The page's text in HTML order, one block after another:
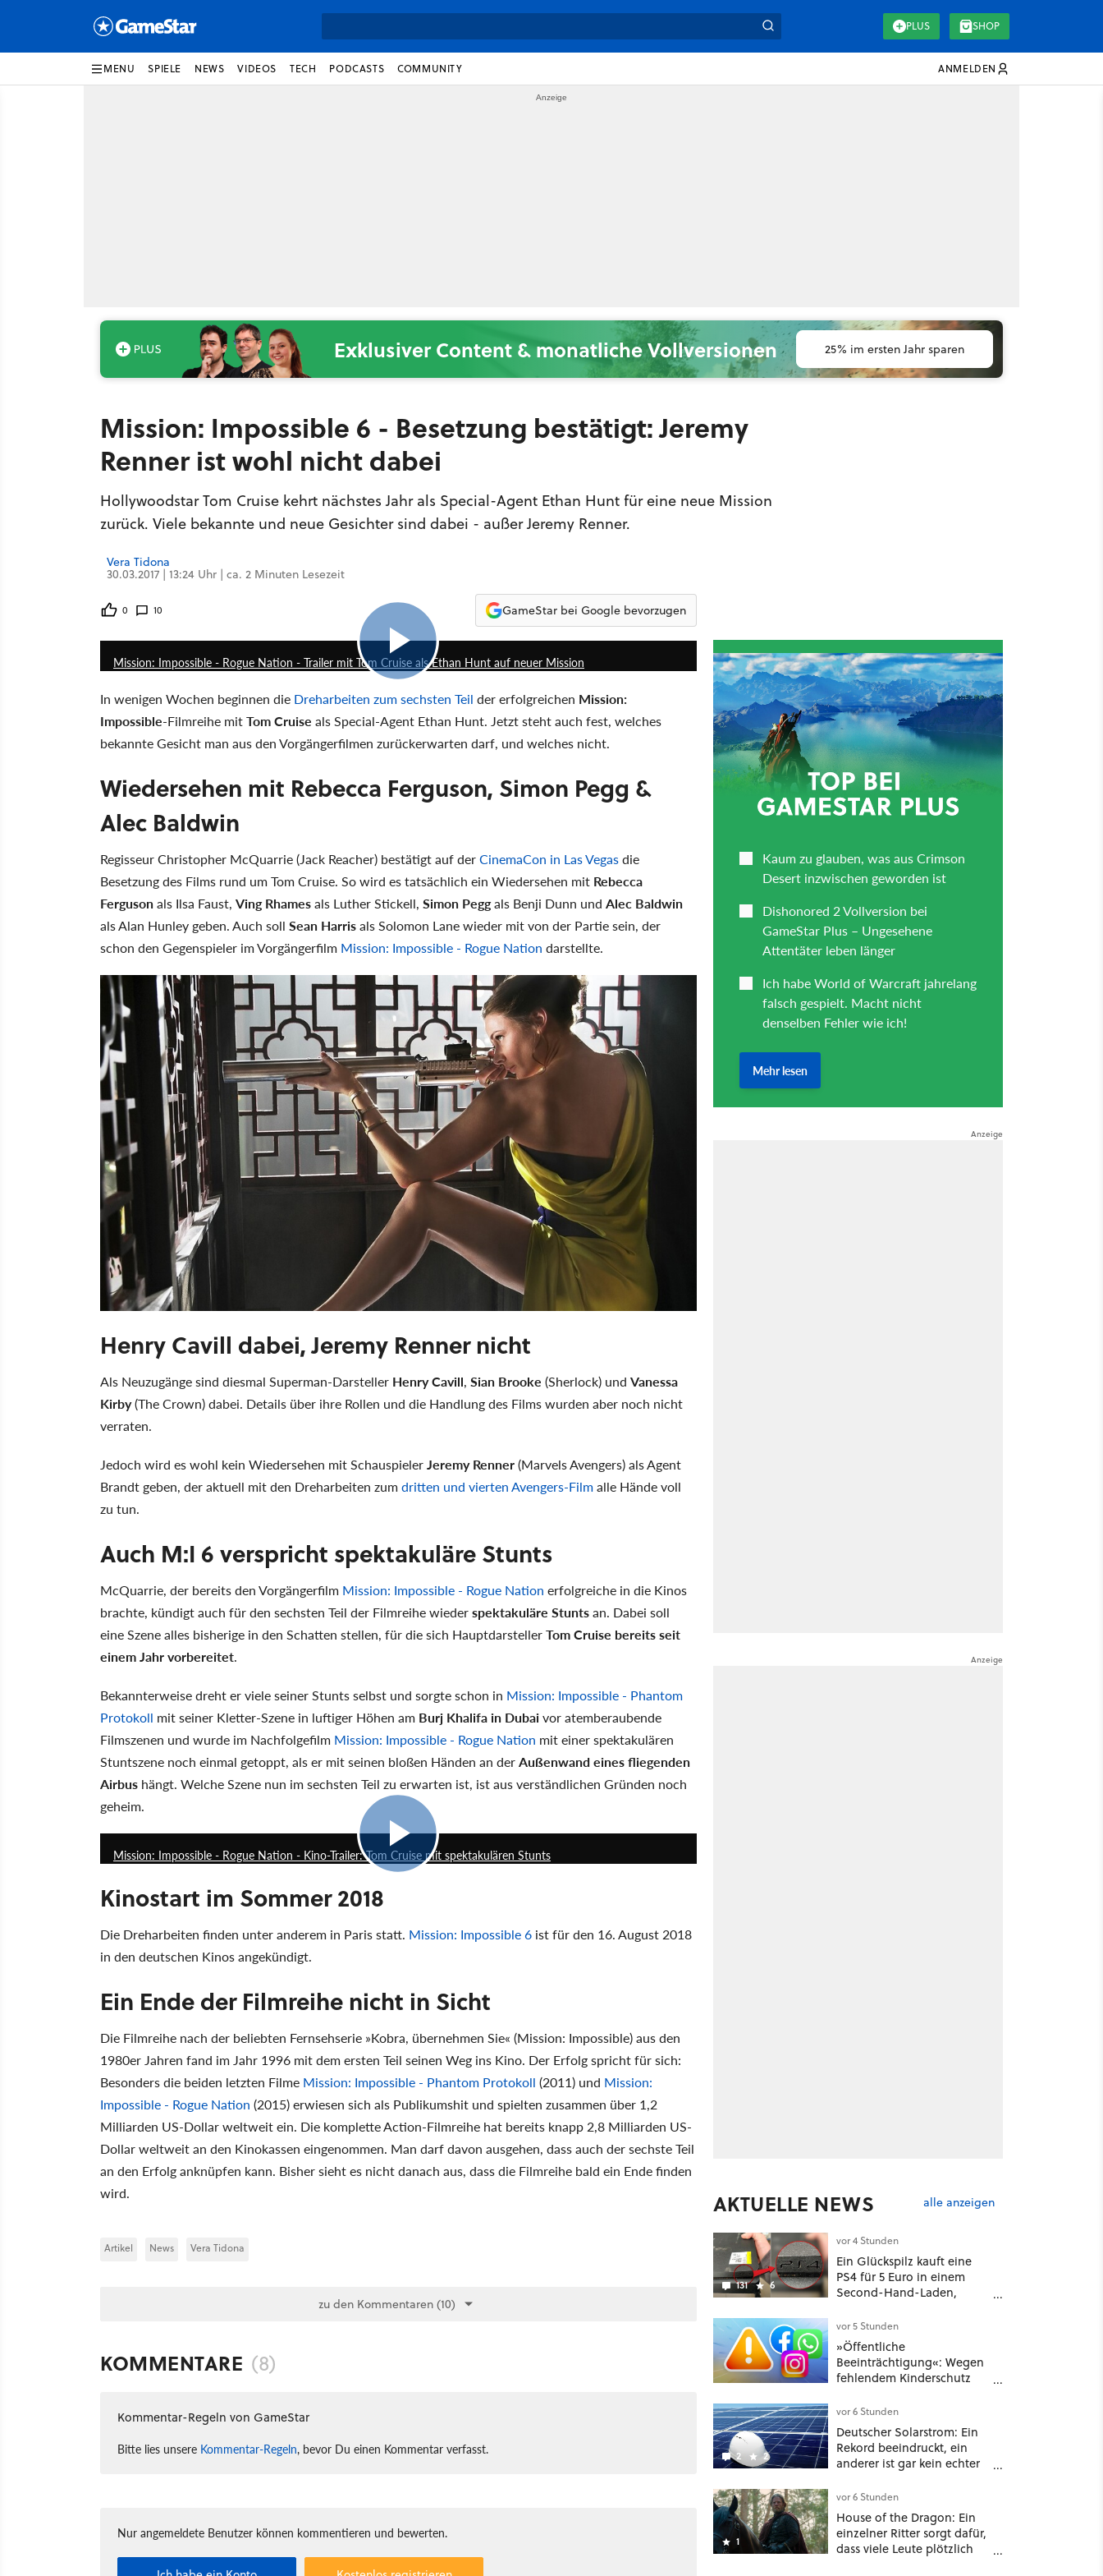
PLUS SHOP
MENU SPIELE NEWS VIDEOS TECH PODCASTS COMMUNITY ANMELDEN
Exklusiver Content & monatliche Vollversionen 25% im ersten Jahr sparen
Mission: Impossible 6 - Besetzung bestätigt: Jeremy
Renner ist wohl nicht dabei
Hollywoodstar Tom Cruise kehrt nächstes Jahr als Special-Agent Ethan Hunt für eine neue Mission
zurück. Viele bekannte und neue Gesichter sind dabei - außer Jeremy Renner.
Vera Tidona
30.03.2017 | 13:24 Uhr | ca. 2 Minuten Lesezeit
0 10 GameStar bei Google bevorzugen
2:19
Mission: Impossible - Rogue Nation - Trailer mit Tom Cruise als Ethan Hunt auf neuer Mission
In wenigen Wochen beginnen die Dreharbeiten zum sechsten Teil der erfolgreichen Mission:
Impossible-Filmreihe mitTom Cruise als Special-Agent Ethan Hunt. Jetzt steht auch fest, welches
bekannte Gesicht man aus den Vorgängerfilmen zurückerwarten darf, und welches nicht.
Wiedersehen mit Rebecca Ferguson, Simon Pegg &
Alec Baldwin
Regisseur Christopher McQuarrie (Jack Reacher) bestätigt auf derCinemaCon in Las Vegasdie
Besetzung des Films rund um Tom Cruise. So wird es tatsächlich ein Wiedersehen mit Rebecca
Fergusonals Ilsa Faust, Ving Rhamesals Luther Stickell, Simon Peggals Benji Dunn und Alec Baldwin
als Alan Hunley geben. Auch soll Sean Harrisals Solomon Lane wieder mit von der Partie sein, der
schon den Gegenspieler im Vorgängerfilm Mission: Impossible - Rogue Nation darstellte.
Henry Cavill dabei, Jeremy Renner nicht
Als Neuzugänge sind diesmal Superman-Darsteller Henry Cavill, Sian Brooke (Sherlock) und Vanessa
Kirby(The Crown) dabei. Details über ihre Rollen und die Handlung des Films wurden aber noch nicht
verraten.
Jedoch wird es wohl kein Wiedersehen mit SchauspielerJeremy Renner(Marvels Avengers) als Agent
Brandt geben, der aktuell mit den Dreharbeiten zumdritten und vierten Avengers-Filmalle Hände voll
zu tun.
Auch M:I 6 verspricht spektakuläre Stunts
McQuarrie, der bereits den Vorgängerfilm Mission: Impossible - Rogue Nation erfolgreiche in die Kinos
brachte, kündigt auch für den sechsten Teil der Filmreihe wiederspektakuläre Stuntsan. Dabei soll
eine Szene alles bisherige in den Schatten stellen, für die sich HauptdarstellerTom Cruise bereits seit
einem Jahr vorbereitet.
Bekannterweise dreht er viele seiner Stunts selbst und sorgte schon in Mission: Impossible - Phantom
Protokoll mit seiner Kletter-Szene in luftiger Höhen am Burj Khalifa in Dubaivor atemberaubende
Filmszenen und wurde im Nachfolgefilm Mission: Impossible - Rogue Nation mit einer spektakulären
Stuntszene noch einmal getoppt, als er mit seinen bloßen Händen an derAußenwand eines fliegenden
Airbus hängt. Welche Szene nun im sechsten Teil zu erwarten ist, ist aus verständlichen Gründen noch
geheim.
Mission: Impossible - Rogue Nation - Kino-Trailer: Tom Cruise mit spektakulären Stunts
Kinostart im Sommer 2018
Die Dreharbeiten finden unter anderem in Paris statt. Mission: Impossible 6 ist für den 16. August 2018
in den deutschen Kinos angekündigt.
Ein Ende der Filmreihe nicht in Sicht
Die Filmreihe nach der beliebten Fernsehserie »Kobra, übernehmen Sie« (Mission: Impossible) aus den
1980er Jahren fand im Jahr 1996 mit dem ersten Teil seinen Weg ins Kino. Der Erfolg spricht für sich:
Besonders die beiden letzten Filme Mission: Impossible - Phantom Protokoll (2011) und Mission:
Impossible - Rogue Nation (2015) erwiesen sich als Publikumshit und spielten zusammen über 1,2
Milliarden US-Dollar weltweit ein. Die komplette Action-Filmreihe hat bereits knapp 2,8 Milliarden US-
Dollar weltweit an den Kinokassen eingenommen. Man darf davon ausgehen, dass auch der sechste Teil
an den Erfolg anknüpfen kann. Bisher sieht es nicht danach aus, dass die Filmreihe bald ein Ende finden
wird.
Artikel News Vera Tidona
zu den Kommentaren (10)
KOMMENTARE (8)
Kommentar-Regeln von GameStar
Bitte lies unsere Kommentar-Regeln, bevor Du einen Kommentar verfasst.
Nur angemeldete Benutzer können kommentieren und bewerten.
AKTUELLE NEWS alle anzeigen
131 6
vor 4 Stunden
Ein Glückspilz kauft eine
PS4 für 5 Euro in einem
Second-Hand-Laden,
schon hat er seine erste
funktionierende PlayStation
[Best of GameStar]
vor 5 Stunden
»Öffentliche
Beeinträchtigung«: Wegen
fehlendem Kinderschutz
567 Millionen US-Dollar
zahlen
2 2
vor 6 Stunden
Deutscher Solarstrom: Ein
Rekord beeindruckt, ein
anderer ist gar kein echter
verrät mehr über die
Energiewende als jede Zahl
1
vor 6 Stunden
House of the Dragon: Ein
einzelner Ritter sorgt dafür,
dass viele Leute plötzlich